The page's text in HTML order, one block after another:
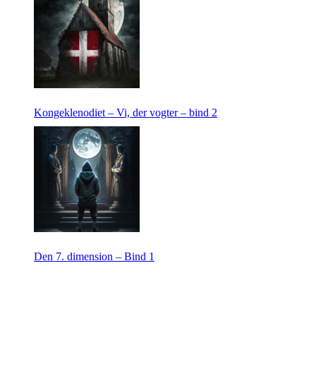
Kongeklenodiet – Vi, der vogter – bind 2
Den 7. dimension – Bind 1